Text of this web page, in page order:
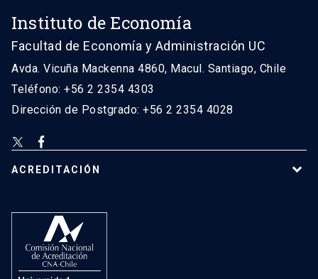
Instituto de Economía
Facultad de Economía y Administración UC
Avda. Vicuña Mackenna 4860, Macul. Santiago, Chile
Teléfono: +56 2 2354 4303
Dirección de Postgrado: +56 2 2354 4028
ACREDITACIÓN